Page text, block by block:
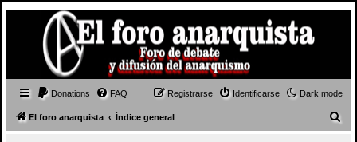
Dark mode
Donations FAQ Identificarse
Registrarse
El foro anarquista Índice general